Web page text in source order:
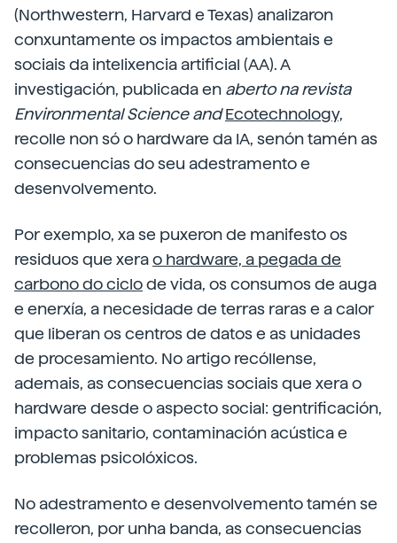
(Northwestern, Harvard e Texas) analizaron
conxuntamente os impactos ambientais e
sociais da intelixencia artificial (AA). A
investigación, publicada en aberto na revista
Environmental Science and Ecotechnology,
recolle non só o hardware da IA, senón tamén as
consecuencias do seu adestramento e
desenvolvemento.
Por exemplo, xa se puxeron de manifesto os
residuos que xerao hardware, a pegada de
carbono do ciclode vida, os consumos de auga
e enerxía, a necesidade de terras raras e a calor
que liberan os centros de datos e as unidades
de procesamiento. No artigo recóllense,
ademais, as consecuencias sociais que xera o
hardware desde o aspecto social: gentrificación,
impacto sanitario, contaminación acústica e
problemas psicolóxicos.
No adestramento e desenvolvemento tamén se
recolleron, por unha banda, as consecuencias